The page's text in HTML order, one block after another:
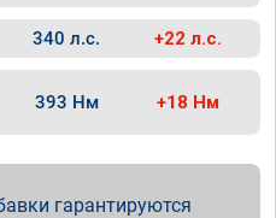
340 л.с. +22 л.с.
393 Нм +18 Нм
гарантируются